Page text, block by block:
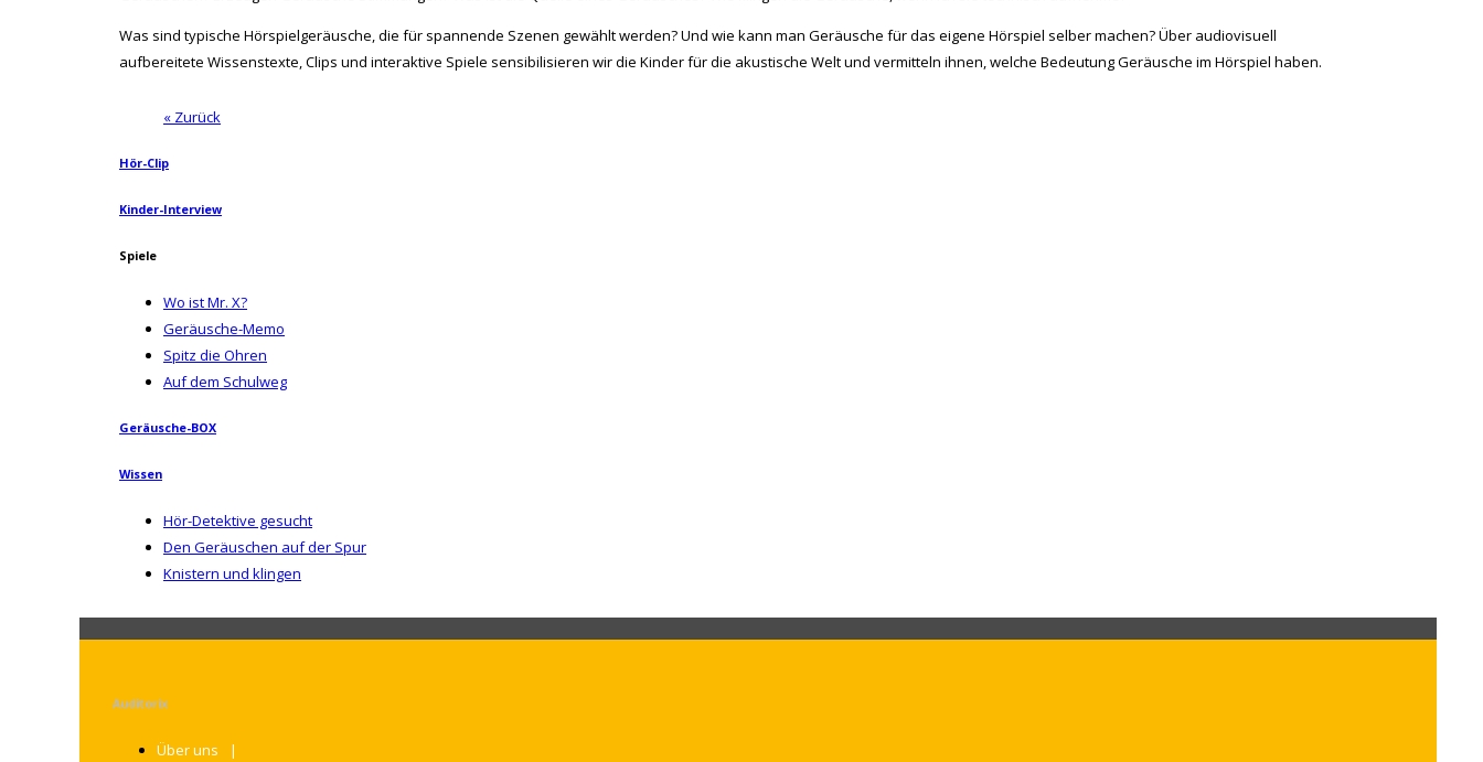
Was sind typische Hörspielgeräusche, die für spannende Szenen gewählt werden? Und wie kann man Geräusche für das eigene Hörspiel selber machen? Über audiovisuell
aufbereitete Wissenstexte, Clips und interaktive Spiele sensibilisieren wir die Kinder für die akustische Welt und vermitteln ihnen, welche Bedeutung Geräusche im Hörspiel haben.
« Zurück
Hör-Clip
Kinder-Interview
Spiele
Wo ist Mr. X?
Geräusche-Memo
Spitz die Ohren
Auf dem Schulweg
Geräusche-BOX
Wissen
Hör-Detektive gesucht
Den Geräuschen auf der Spur
Knistern und klingen
Auditorix
Über uns